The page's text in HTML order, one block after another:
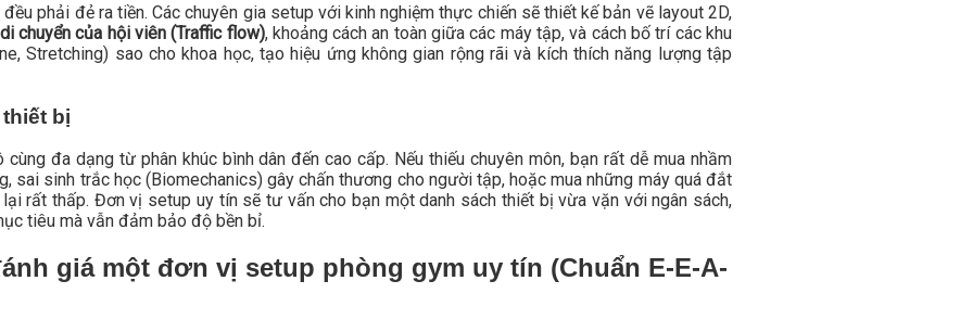
phải đẻ ra tiền. Các chuyên gia setup với kinh nghiệm thực chiến sẽ thiết kế bản vẽ layout 2D,
chuyển của hội viên (Traffic flow), khoảng cách an toàn giữa các máy tập, và cách bố trí các khu
Stretching) sao cho khoa học, tạo hiệu ứng không gian rộng rãi và kích thích năng lượng tập
bị
đa dạng từ phân khúc bình dân đến cao cấp. Nếu thiếu chuyên môn, bạn rất dễ mua nhầm
sai sinh trắc học (Biomechanics) gây chấn thương cho người tập, hoặc mua những máy quá đắt
rất thấp. Đơn vị setup uy tín sẽ tư vấn cho bạn một danh sách thiết bị vừa vặn với ngân sách,
tiêu mà vẫn đảm bảo độ bền bỉ.
giá một đơn vị setup phòng gym uy tín (Chuẩn E-E-A-